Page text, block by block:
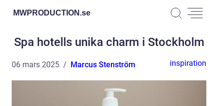
MWPRODUCTION.se
Spa hotells unika charm i Stockholm
06 mars 2025 Marcus Stenström inspiration